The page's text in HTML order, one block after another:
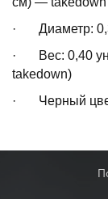
· Диаметр:
· Вес: 0,40
takedown)
· Черный